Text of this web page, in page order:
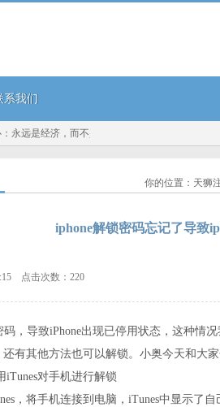
系我们
远是经济，而不是感情！...
你的位置： 天狮
iphone解锁密码忘记了导致
点击次数：220
码，导致iPhone出现已停用状态，这种情
有其他方法也可以解锁。小奥今天和大家
iTunes对手机进行解锁
，将手机连接到电脑，iTunes中显示了